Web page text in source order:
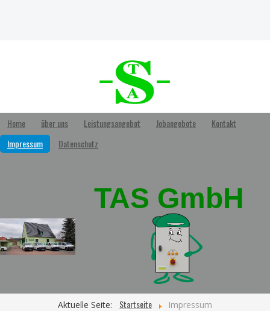
Home über uns Leistungsangebot Jobangebote
Kontakt
Impressum
Datenschutz
TAS GmbH
Aktuelle Seite: Startseite Impressum